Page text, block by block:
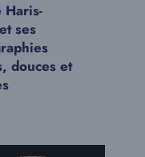
Haris-
ses
douces et